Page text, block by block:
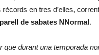
en tres d’elles,
de sabates NNormal.
que durant una temporada